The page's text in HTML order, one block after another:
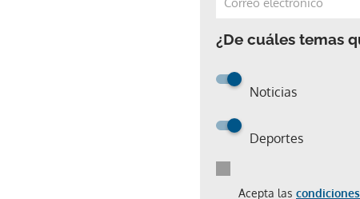
¿De cuáles temas
Noticias
Deportes
Acepta las